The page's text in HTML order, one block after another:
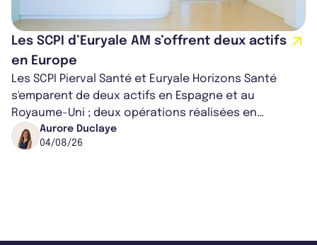
Les SCPI d’Euryale AM s’offrent deux actifs
en Europe
Les SCPI Pierval Santé et Euryale Horizons Santé
s'emparent de deux actifs en Espagne et au
Royaume-Uni ; deux opérations réalisées en
partenariat. Ces co-acquisitions permettent a...
Aurore Duclaye
04/08/26